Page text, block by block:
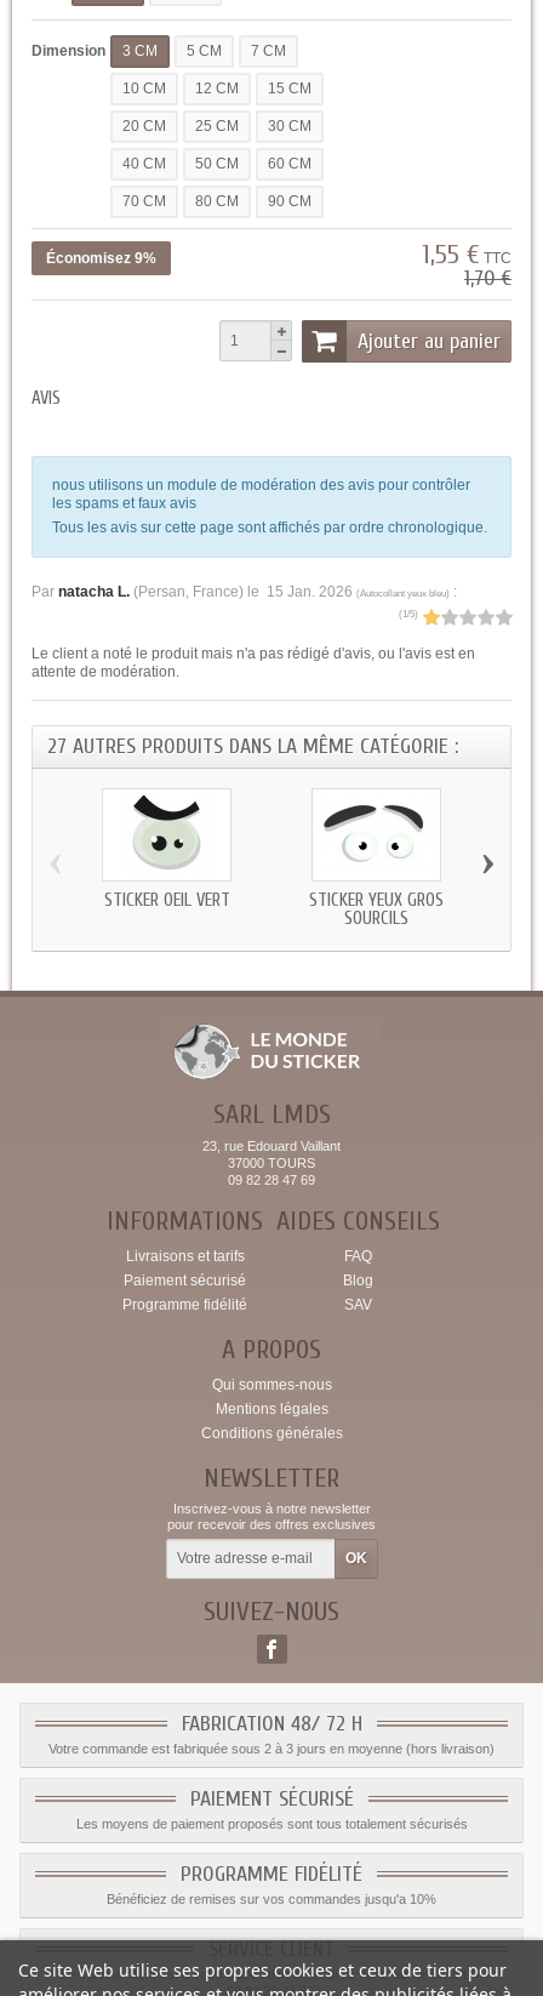
Dimension 3 CM 5 CM 7 CM
10 CM 12 CM 15 CM
20 CM 25 CM 30 CM
40 CM 50 CM 60 CM
70 CM 80 CM 90 CM
Économisez 9% 1,55 € TTC
1,70 €
Ajouter au panier
AVIS
nous utilisons un module de modération des avis pour contrôler
les spams et faux avis
Tous les avis sur cette page sont affichés par ordre chronologique.
Par natacha L. (Persan, France) le 15 Jan. 2026 (Autocollant yeux bleu) :
(1/5)
Le client a noté le produit mais n'a pas rédigé d'avis, ou l'avis est en
attente de modération.
27 AUTRES PRODUITS DANS LA MÊME CATÉGORIE :
STICKER OEIL VERT
STICKER YEUX GROS
SOURCILS
‹ ›
SARL LMDS
23, rue Edouard Vaillant
37000 TOURS
09 82 28 47 69
INFORMATIONS
Livraisons et tarifs
Paiement sécurisé
Programme fidélité
AIDES CONSEILS
FAQ
Blog
SAV
A PROPOS
Qui sommes-nous
Mentions légales
Conditions générales
NEWSLETTER
Inscrivez-vous à notre newsletter
pour recevoir des offres exclusives
SUIVEZ-NOUS
FABRICATION 48/ 72 H
Votre commande est fabriquée sous 2 à 3 jours en moyenne (hors livraison)
PAIEMENT SÉCURISÉ
Les moyens de paiement proposés sont tous totalement sécurisés
PROGRAMME FIDÉLITÉ
Bénéficiez de remises sur vos commandes jusqu'a 10%
Le service client est a votre disposition du lundi au vendredi de 8h à 17h
09.82.28.47.69.
Ce site Web utilise ses propres cookies et ceux de tiers pour